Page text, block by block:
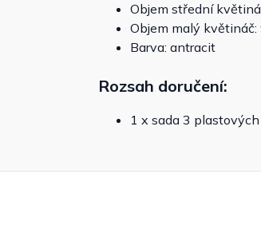
Objem střední
Objem malý květináč:
Barva: antracit
Rozsah doručení:
1 x sada 3